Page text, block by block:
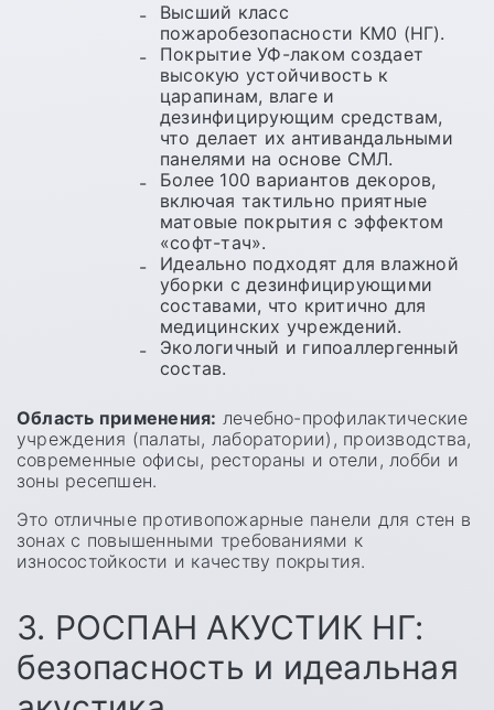
Высший класс
пожаробезопасности КМ0 (НГ).
Покрытие УФ-лаком создает
высокую устойчивость к
царапинам, влаге и
дезинфицирующим средствам,
что делает их антивандальными
панелями на основе СМЛ.
Более 100 вариантов декоров,
включая тактильно приятные
матовые покрытия с эффектом
«софт-тач».
Идеально подходят для влажной
уборки с дезинфицирующими
составами, что критично для
медицинских учреждений.
Экологичный и гипоаллергенный
состав.
Область применения: лечебно-профилактические
учреждения (палаты, лаборатории), производства,
современные офисы, рестораны и отели, лобби и
зоны ресепшен.
Это отличные противопожарные панели для стен в
зонах с повышенными требованиями к
износостойкости и качеству покрытия.
3. РОСПАН АКУСТИК НГ:
безопасность и идеальная